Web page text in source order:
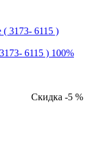
6115 ) 100%
Скидка -5 %